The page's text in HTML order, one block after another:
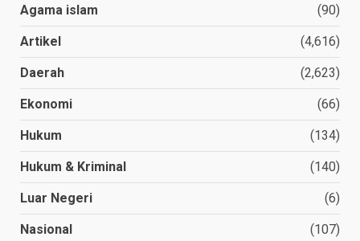
Agama islam (90)
Artikel (4,616)
Daerah (2,623)
Ekonomi (66)
Hukum (134)
Hukum & Kriminal (140)
Luar Negeri (6)
Nasional (107)